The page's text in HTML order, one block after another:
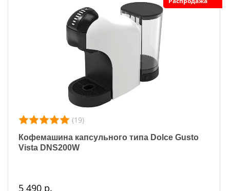
(19)
Кофемашина капсульного типа Dolce Gusto
Vista DNS200W
5 490 р.